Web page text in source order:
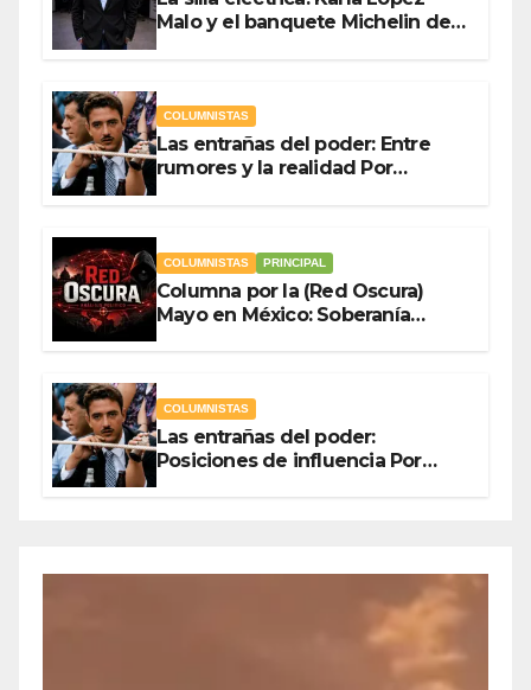
Malo y el banquete Michelin del
COLUMNISTAS
Las entrañas del poder: Entre
rumores y la realidad Por
COLUMNISTAS PRINCIPAL
Columna por la (Red Oscura)
Mayo en México: Soberanía
COLUMNISTAS
Las entrañas del poder:
Posiciones de influencia Por